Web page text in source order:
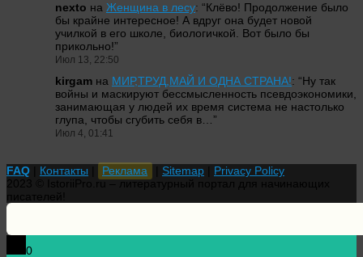
nexto на Женщина в лесу: “Клёво! Продолжение было
бы крайне интересное! А вдруг она будет новой
училкой в его школе, биологичкой. Вот было бы
прикольно!”
Июл 13, 22:50
kirgam на МИР,ТРУД,МАЙ И ОДНА СТРАНА!: “Ну так
войны и маскируют бессмысленность псевдоэкономики,
занимающая у людей их время система не настолько
глупа, чтобы сгубить себя в… ”
Июл 4, 01:41
FAQ Контакты Реклама Sitemap
Privacy Policy
2023 © IstoriiPro.ru – литературный портал для начинающих
0